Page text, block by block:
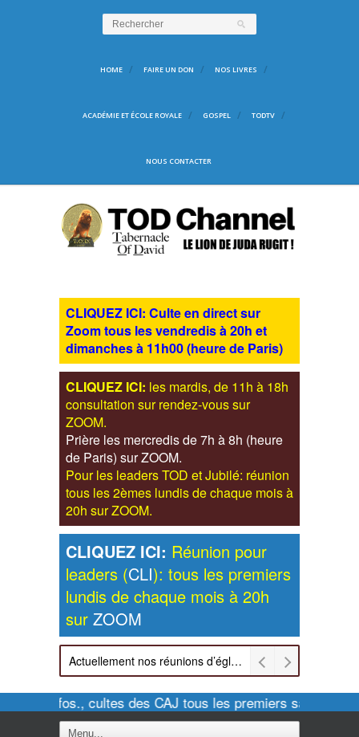
HOME FAIRE UN DON NOS LIVRES
ACADÉMIE ET ÉCOLE ROYALE GOSPEL TODTV
NOUS CONTACTER
CLIQUEZ ICI: Culte en direct sur
Zoom tous les vendredis à 20h et
dimanches à 11h00 (heure de Paris)
CLIQUEZ ICI: les mardis, de 11h à 18h
consultation sur rendez-vous sur
ZOOM.
Prière les mercredis de 7h à 8h (heure
de Paris) sur ZOOM.
Pour les leaders TOD et Jubilé: réunion
tous les 2èmes lundis de chaque mois à
20h sur ZOOM.
CLIQUEZ ICI: Réunion pour
leaders (CLI): tous les premiers
lundis de chaque mois à 20h
sur ZOOM
Actuellement nos réunions d’église sont retransmises sur ZOOM les dimanches à 11h et vendredis à 20h00
Pour infos., cultes des CAJ tous les premiers samedis